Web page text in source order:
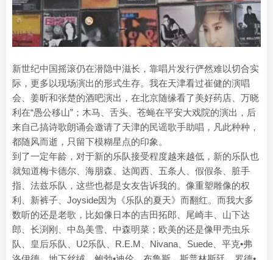
新世纪中国摇滚仍在潜隐中滋长，靠唱片发行俨然难以切合实
际，更多以现场演出的形式生存。我在天津看过崔健的演唱
会、姜昕和张楚的酒吧演出，在北京随缘看了美好药店、万晓
利在“愚公移山”；木马、舌头、苍蝇在平安大戏院的演出，后
来自己搞诗歌朗诵会邀请了天津的民谣歌手助唱，凡此种种，
都随风而逝，只留下模糊星点的印象。
到了一定年龄，对于新的乐队接受程度越来越低，新的乐队也
就知道梅卡德尔、海朋森、达闻西、五条人、假假条、脏手
指、法兹乐队，这些也都是女友告诉我的。像重塑雕像的权
利、新裤子、Joyside因为《乐队的夏天》而翻红。而我大多
数听的还是老歌，比如像日本的吉田拓郎、尾崎丰、山下达
郎、长渕刚、中岛美雪、中森明菜；欧美的还是像甲壳虫乐
队、皇后乐队、U2乐队、R.E.M、Nivana、Suede、平克•弗